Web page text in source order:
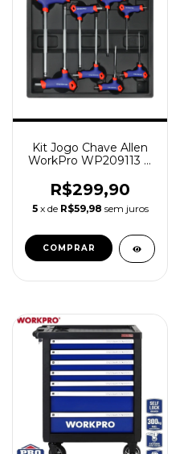
Kit Jogo Chave Allen
WorkPro WP209113 8
R$299,90
5 x de R$59,98 sem juros